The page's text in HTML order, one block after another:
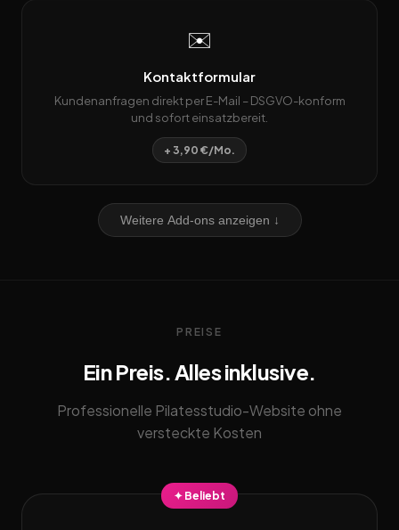
✉️
Kontaktformular
Kundenanfragen direkt per E-Mail – DSGVO-konform
und sofort einsatzbereit.
+ 3,90 €/Mo.
Weitere Add-ons anzeigen ↓
PREISE
Ein Preis. Alles inklusive.
Professionelle Pilatesstudio-Website ohne
versteckte Kosten
✦ Beliebt